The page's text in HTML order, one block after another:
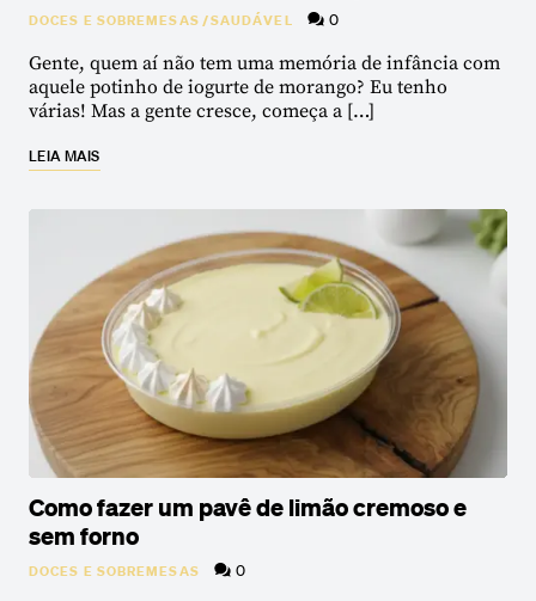
DOCES E SOBREMESAS/SAUDÁVEL 0
Gente, quem aí não tem uma memória de infância com
aquele potinho de iogurte de morango? Eu tenho
várias! Mas a gente cresce, começa a […]
LEIA MAIS
Como fazer um pavê de limão cremoso e
sem forno
DOCES E SOBREMESAS 0